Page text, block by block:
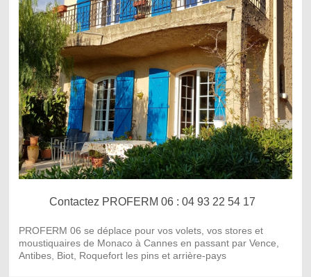
Contactez PROFERM 06 : 04 93 22 54 17
PROFERM 06 se déplace pour vos volets, vos stores et
moustiquaires de Monaco à Cannes en passant par Vence,
Antibes, Biot, Roquefort les pins et arrière-pays